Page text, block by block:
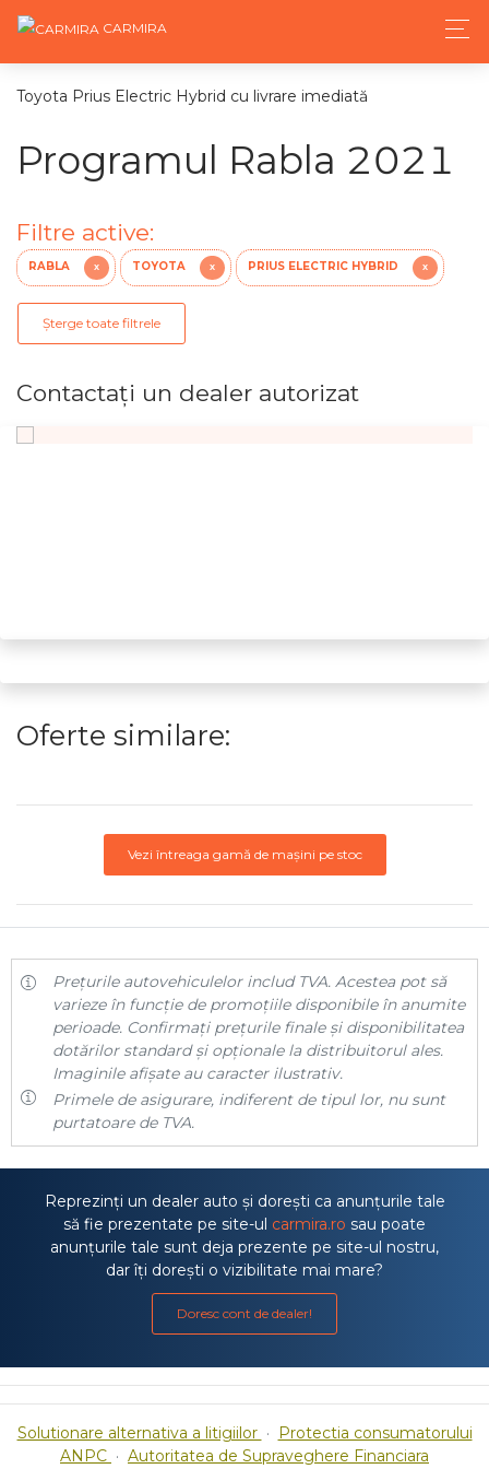
CARMIRA
Toyota Prius Electric Hybrid cu livrare imediată
Programul Rabla 2021
Filtre active:
RABLA X TOYOTA X PRIUS ELECTRIC HYBRID X
Șterge toate filtrele
Contactaţi un dealer autorizat
Oferte similare:
Vezi întreaga gamă de mașini pe stoc
Prețurile autovehiculelor includ TVA. Acestea pot să
varieze în funcție de promoțiile disponibile în anumite
perioade. Confirmați prețurile finale și disponibilitatea
dotărilor standard și opționale la distribuitorul ales.
Imaginile afișate au caracter ilustrativ.
Primele de asigurare, indiferent de tipul lor, nu sunt
purtatoare de TVA.
Reprezinți un dealer auto și dorești ca anunțurile tale
să fie prezentate pe site-ul carmira.ro sau poate
anunțurile tale sunt deja prezente pe site-ul nostru,
dar îți dorești o vizibilitate mai mare?
Doresc cont de dealer!
Solutionare alternativa a litigiilor · Protectia consumatorului
ANPC · Autoritatea de Supraveghere Financiara